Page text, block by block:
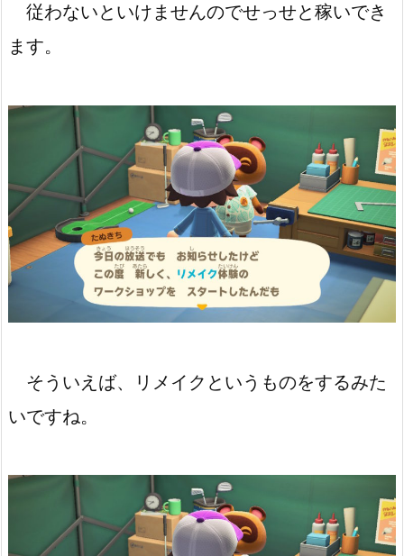
従わないといけませんのでせっせと稼いでき
ます。
そういえば、リメイクというものをするみた
いですね。